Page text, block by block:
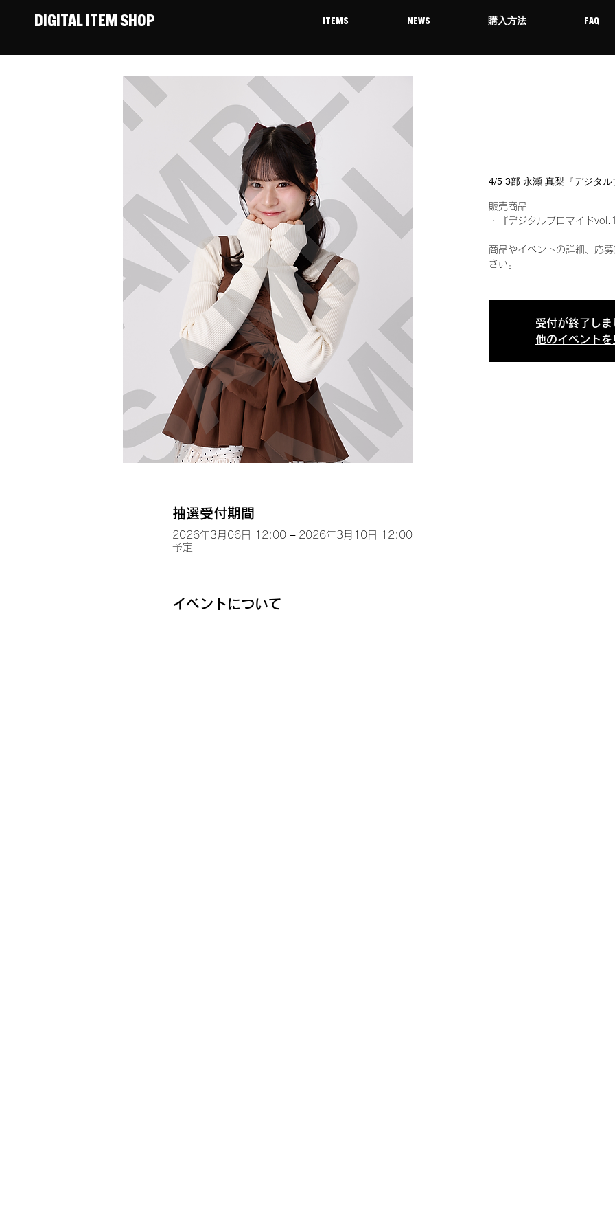
DIGITAL ITEM SHOP ITEMS NEWS 購入方法 FAQ
4/5 3部 永瀬 真梨『デジタ
販売商品
・『デジタルブロマイド
商品やイベントの詳細、応
さい。
受付が終了しま
他のイベントを
抽選受付期間
2026年3月06日 12:00 – 2026年3月10日 12:00
予定
イベントについて